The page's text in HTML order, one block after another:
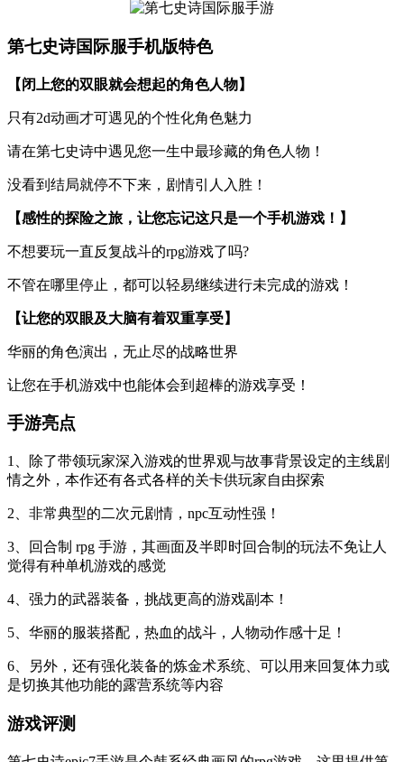
第七史诗国际服手机版特色
【闭上您的双眼就会想起的角色人物】
只有2d动画才可遇见的个性化角色魅力
请在第七史诗中遇见您一生中最珍藏的角色人物！
没看到结局就停不下来，剧情引人入胜！
【感性的探险之旅，让您忘记这只是一个手机游戏！】
不想要玩一直反复战斗的rpg游戏了吗?
不管在哪里停止，都可以轻易继续进行未完成的游戏！
【让您的双眼及大脑有着双重享受】
华丽的角色演出，无止尽的战略世界
让您在手机游戏中也能体会到超棒的游戏享受！
手游亮点
1、除了带领玩家深入游戏的世界观与故事背景设定的主线剧
情之外，本作还有各式各样的关卡供玩家自由探索
2、非常典型的二次元剧情，npc互动性强！
3、回合制 rpg 手游，其画面及半即时回合制的玩法不免让人
觉得有种单机游戏的感觉
4、强力的武器装备，挑战更高的游戏副本！
5、华丽的服装搭配，热血的战斗，人物动作感十足！
6、另外，还有强化装备的炼金术系统、可以用来回复体力或
是切换其他功能的露营系统等内容
游戏评测